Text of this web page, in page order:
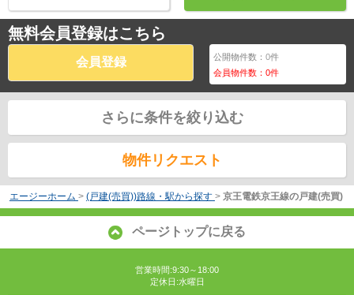
無料会員登録はこちら
会員登録 公開物件数：0件
会員物件数：0件
さらに条件を絞り込む
物件リクエスト
エージーホーム > (戸建(売買))路線・駅から探す > 京王電鉄京王線の戸建(売買)
ページトップに戻る
営業時間:9:30～18:00
定休日:水曜日